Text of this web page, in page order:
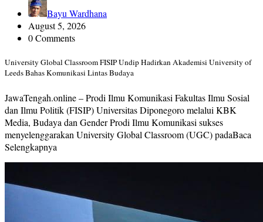
Bayu Wardhana
August 5, 2026
0 Comments
University Global Classroom FISIP Undip Hadirkan Akademisi University of
Leeds Bahas Komunikasi Lintas Budaya
JawaTengah.online – Prodi Ilmu Komunikasi Fakultas Ilmu Sosial
dan Ilmu Politik (FISIP) Universitas Diponegoro melalui KBK
Media, Budaya dan Gender Prodi Ilmu Komunikasi sukses
menyelenggarakan University Global Classroom (UGC) padaBaca
Selengkapnya